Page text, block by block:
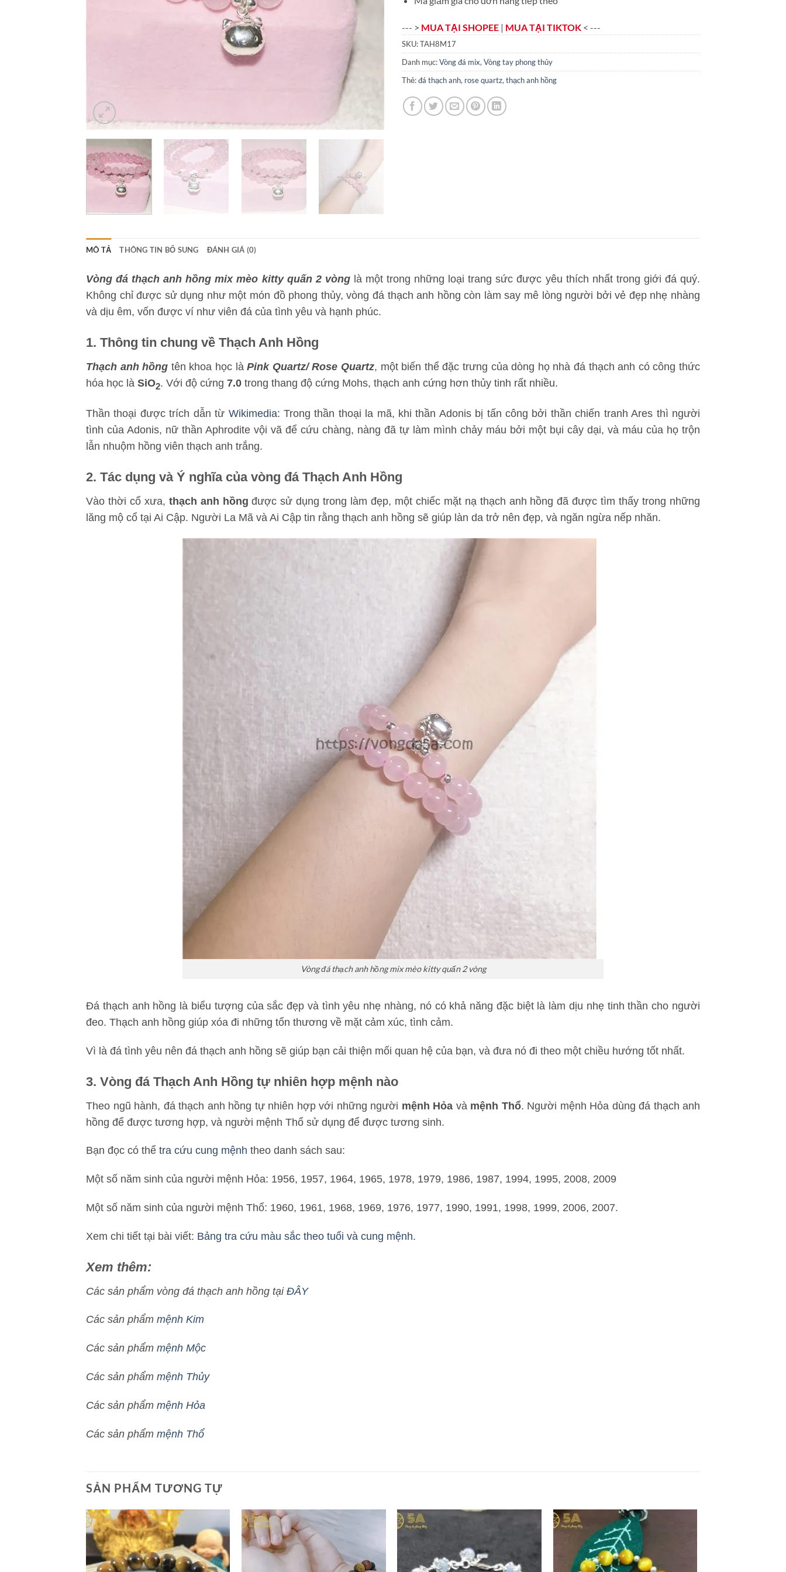
--- > MUA TẠI SHOPEE | MUA TẠI TIKTOK < ---
SKU:TAH8M17
Danh mục:Vòng đá mix, Vòng tay phong thủy
Thẻ:đá thạch anh, rose quartz, thạch anh hồng
MÔ TẢ THÔNG TIN BỔ SUNG ĐÁNH GIÁ (0)
Vòng đá thạch anh hồng mix mèo kitty quấn 2 vònglà một trong những loại trang sức được yêu thích nhất trong giới đá quý.
Không chỉ được sử dụng như một món đồ phong thủy, vòng đá thạch anh hồng còn làm say mê lòng người bởi vẻ đẹp nhẹ nhàng
và dịu êm, vốn được ví như viên đá của tình yêu và hạnh phúc.
1. Thông tin chung về Thạch Anh Hồng
Thạch anh hồng tên khoa học làPink Quartz/ Rose Quartz, một biến thể đặc trưng của dòng họ nhà đá thạch anh có công thức
hóa học là SiO2. Với độ cứng 7.0 trong thang độ cứng Mohs, thạch anh cứng hơn thủy tinh rất nhiều.
Thần thoại được trích dẫn từ Wikimedia: Trong thần thoại la mã, khi thần Adonis bị tấn công bởi thần chiến tranh Ares thì người
tình của Adonis, nữ thần Aphrodite vội vã để cứu chàng, nàng đã tự làm mình chảy máu bởi một bụi cây dại, và máu của họ trộn
lẫn nhuộm hồng viên thạch anh trắng.
2. Tác dụng và Ý nghĩa của vòng đá Thạch Anh Hồng
Vào thời cổ xưa, thạch anh hồng được sử dụng trong làm đẹp, một chiếc mặt nạ thạch anh hồng đã được tìm thấy trong những
lăng mộ cổ tại Ai Cập. Người La Mã và Ai Cập tin rằng thạch anh hồng sẽ giúp làn da trở nên đẹp, và ngăn ngừa nếp nhăn.
Vòng đá thạch anh hồng mix mèo kitty quấn 2 vòng
Đá thạch anh hồng là biểu tượng của sắc đẹp và tình yêu nhẹ nhàng, nó có khả năng đặc biệt là làm dịu nhẹ tinh thần cho người
đeo. Thạch anh hồng giúp xóa đi những tổn thương về mặt cảm xúc, tình cảm.
Vì là đá tình yêu nên đá thạch anh hồng sẽ giúp bạn cải thiện mối quan hệ của bạn, và đưa nó đi theo một chiều hướng tốt nhất.
3. Vòng đá Thạch Anh Hồng tự nhiên hợp mệnh nào
Theo ngũ hành, đá thạch anh hồng tự nhiên hợp với những người mệnh Hỏa và mệnh Thổ. Người mệnh Hỏa dùng đá thạch anh
hồng để được tương hợp, và người mệnh Thổ sử dụng để được tương sinh.
Bạn đọc có thể tra cứu cung mệnh theo danh sách sau:
Một số năm sinh của người mệnh Hỏa: 1956, 1957, 1964, 1965, 1978, 1979, 1986, 1987, 1994, 1995, 2008, 2009
Một số năm sinh của người mệnh Thổ: 1960, 1961, 1968, 1969, 1976, 1977, 1990, 1991, 1998, 1999, 2006, 2007.
Xem chi tiết tại bài viết: Bảng tra cứu màu sắc theo tuổi và cung mệnh.
Xem thêm:
Các sản phẩm vòng đá thạch anh hồng tại ĐÂY
Các sản phẩm mệnh Kim
Các sản phẩm mệnh Mộc
Các sản phẩm mệnh Thủy
Các sản phẩm mệnh Hỏa
Các sản phẩm mệnh Thổ
SẢN PHẨM TƯƠNG TỰ